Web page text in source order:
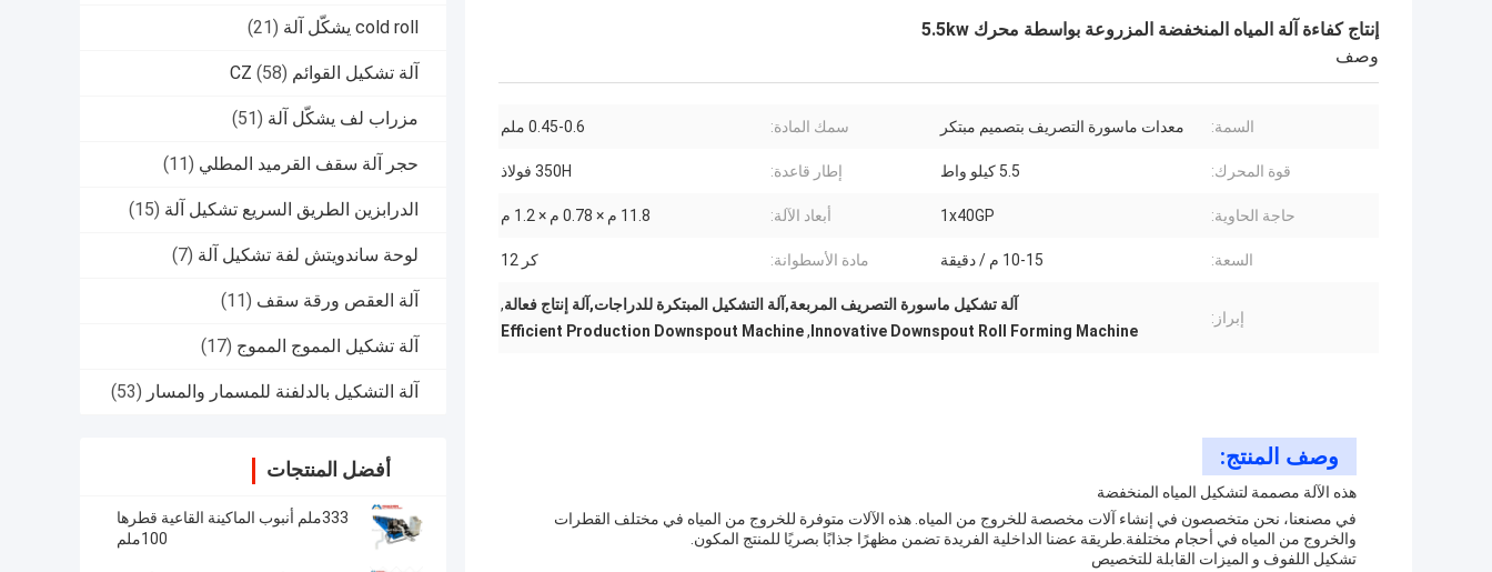
cold roll يشكّل آلة (21)
آلة تشكيل القوائم CZ (58)
مزراب لف يشكّل آلة (51)
حجر آلة سقف القرميد المطلي (11)
الدرابزين الطريق السريع تشكيل آلة (15)
لوحة ساندويتش لفة تشكيل آلة (7)
آلة العقص ورقة سقف (11)
آلة تشكيل المموج المموج (17)
آلة التشكيل بالدلفنة للمسمار والمسار (53)
أفضل المنتجات
333ملم أنبوب الماكينة القاعية قطرها
100ملم
إنتاج كفاءة آلة المياه المنخفضة المزروعة بواسطة محرك 5.5kw
وصف
السمة: معدات ماسورة التصريف بتصميم مبتكر سمك المادة: 0.45-0.6 ملم
قوة المحرك: 5.5 كيلو واط إطار قاعدة: 350H فولاذ
حاجة الحاوية: 1x40GP أبعاد الآلة: 11.8 م × 0.78 م × 1.2 م
السعة: 10-15 م / دقيقة مادة الأسطوانة: كر 12
إبراز:
آلة تشكيل ماسورة التصريف المربعة,آلة التشكيل المبتكرة للدراجات,آلة إنتاج فعالة,
Innovative Downspout Roll Forming Machine
,
Efficient Production Downspout Machine
وصف المنتج:
هذه الآلة مصممة لتشكيل المياه المنخفضة
في مصنعنا، نحن متخصصون في إنشاء آلات مخصصة للخروج من المياه. هذه الآلات متوفرة للخروج من المياه في مختلف القطرات
والخروج من المياه في أحجام مختلفة.طريقة عضنا الداخلية الفريدة تضمن مظهرًا جذابًا بصريًا للمنتج المكون.
تشكيل اللفوف و الميزات القابلة للتخصيص